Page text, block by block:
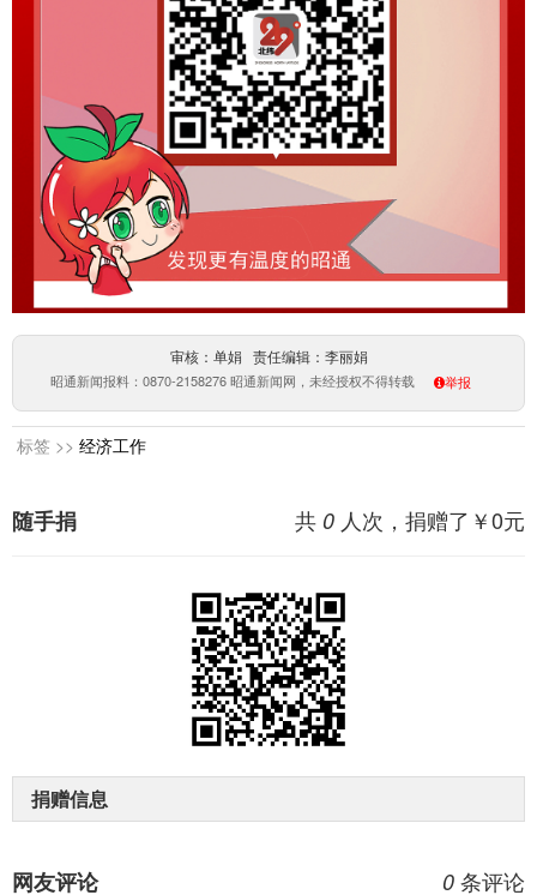
审核：单娟 责任编辑：李丽娟
昭通新闻报料：0870-2158276 昭通新闻网，未经授权不得转载 举报
标签 >> 经济工作
共 0 人次，捐赠了￥0元
随手捐
捐赠信息
0 条评论
网友评论